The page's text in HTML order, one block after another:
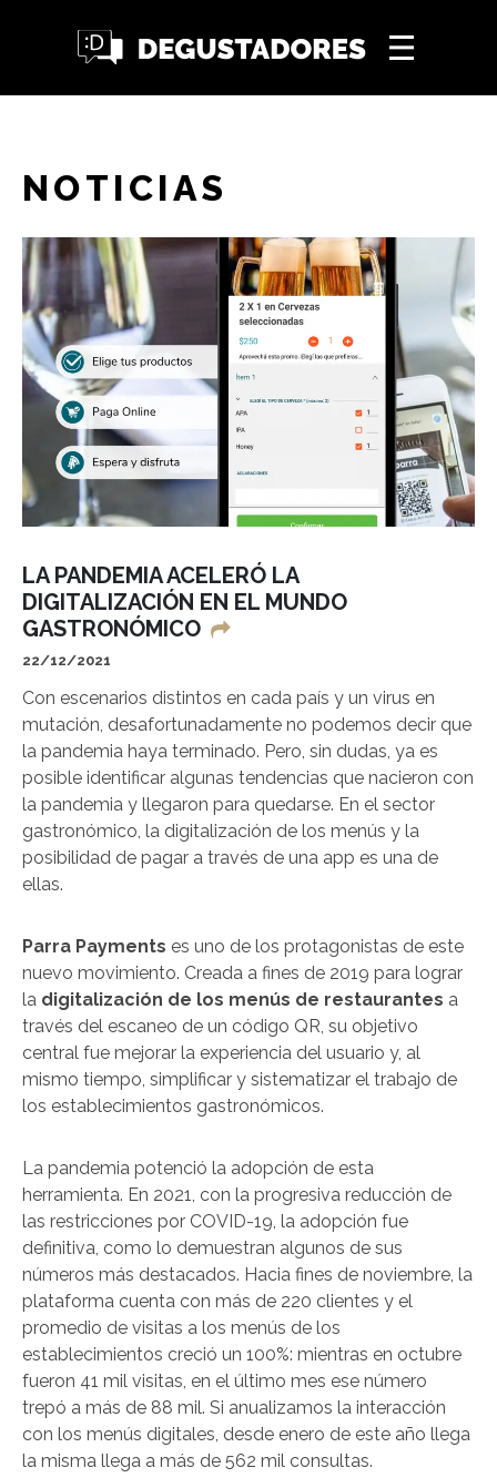
NOTICIAS
LA PANDEMIA ACELERÓ LA
DIGITALIZACIÓN EN EL MUNDO
GASTRONÓMICO
22/12/2021
Con escenarios distintos en cada país y un virus en
mutación, desafortunadamente no podemos decir que
la pandemia haya terminado. Pero, sin dudas, ya es
posible identificar algunas tendencias que nacieron con
la pandemia y llegaron para quedarse. En el sector
gastronómico, la digitalización de los menús y la
posibilidad de pagar a través de una app es una de
ellas.
Parra Payments es uno de los protagonistas de este
nuevo movimiento. Creada a fines de 2019 para lograr
la digitalización de los menús de restaurantes a
través del escaneo de un código QR, su objetivo
central fue mejorar la experiencia del usuario y, al
mismo tiempo, simplificar y sistematizar el trabajo de
los establecimientos gastronómicos.
La pandemia potenció la adopción de esta
herramienta. En 2021, con la progresiva reducción de
las restricciones por COVID-19, la adopción fue
definitiva, como lo demuestran algunos de sus
números más destacados. Hacia fines de noviembre, la
plataforma cuenta con más de 220 clientes y el
promedio de visitas a los menús de los
establecimientos creció un 100%: mientras en octubre
fueron 41 mil visitas, en el último mes ese número
trepó a más de 88 mil. Si anualizamos la interacción
con los menús digitales, desde enero de este año llega
la misma llega a más de 562 mil consultas.